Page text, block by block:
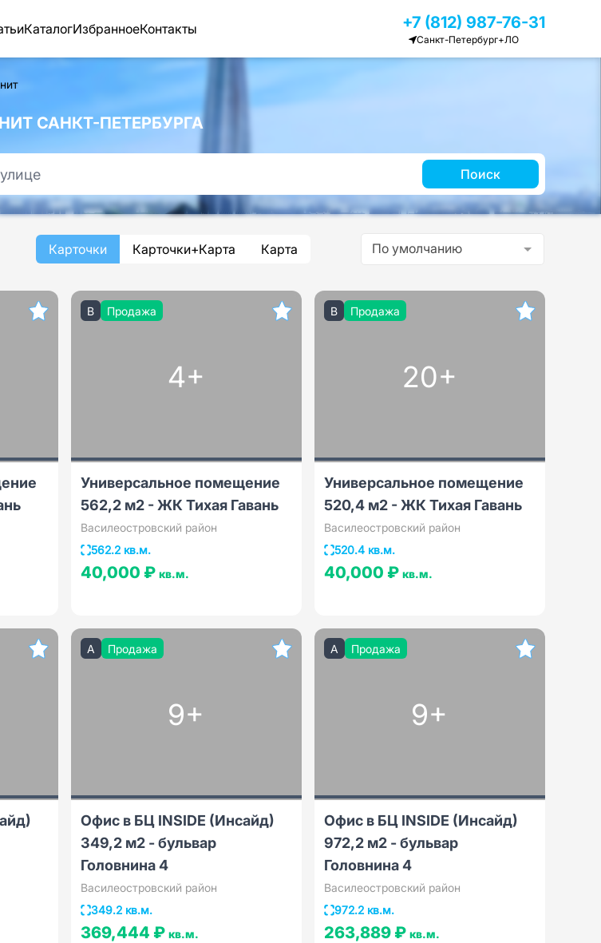
КаталогИзбранноеКонтакты +7 (812) 987-76-31
Санкт-Петербург+ЛО
САНКТ-ПЕТЕРБУРГА
Поиск
Карточки Карточки+Карта Карта По умолчанию
B Продажа
4+
Универсальное помещение
562,2 м2 - ЖК Тихая Гавань
Василеостровский район
562.2 кв.м.
40,000 ₽ кв.м.
B Продажа
20+
Универсальное помещение
520,4 м2 - ЖК Тихая Гавань
Василеостровский район
520.4 кв.м.
40,000 ₽ кв.м.
A Продажа
9+
Офис в БЦ INSIDЕ (Инсайд)
349,2 м2 - бульвар
Головнина 4
Василеостровский район
349.2 кв.м.
369,444 ₽ кв.м.
A Продажа
9+
Офис в БЦ INSIDЕ (Инсайд)
972,2 м2 - бульвар
Головнина 4
Василеостровский район
972.2 кв.м.
263,889 ₽ кв.м.